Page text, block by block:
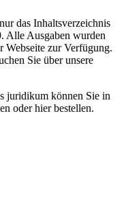
das Inhaltsverzeichnis
Alle Ausgaben wurden
Webseite zur Verfügung.
Sie über unsere
juridikum können Sie in
oder hier bestellen.